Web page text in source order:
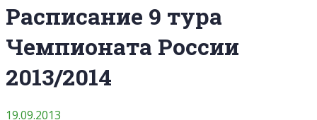
Расписание 9 тура
Чемпионата России
2013/2014
19.09.2013